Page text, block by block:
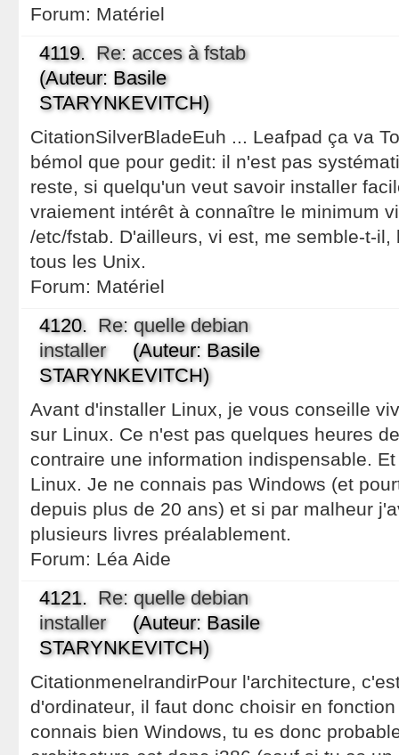
Forum: Matériel
4119. Re: acces à fstab
(Auteur: Basile
STARYNKEVITCH)
CitationSilverBladeEuh ... Leafpad ça va
bémol que pour gedit: il n'est pas
reste, si quelqu'un veut savoir installer
vraiement intérêt à connaître le minimum
/etc/fstab. D'ailleurs, vi est, me semble-t-
tous les Unix.
Forum: Matériel
4120. Re: quelle debian
installer(Auteur: Basile
STARYNKEVITCH)
Avant d'installer Linux, je vous conseille
sur Linux. Ce n'est pas quelques heures
contraire une information indispensable.
Linux. Je ne connais pas Windows (et
depuis plus de 20 ans) et si par malheur
plusieurs livres préalablement.
Forum: Léa Aide
4121. Re: quelle debian
installer(Auteur: Basile
STARYNKEVITCH)
CitationmenelrandirPour l'architecture,
d'ordinateur, il faut donc choisir en
connais bien Windows, tu es donc